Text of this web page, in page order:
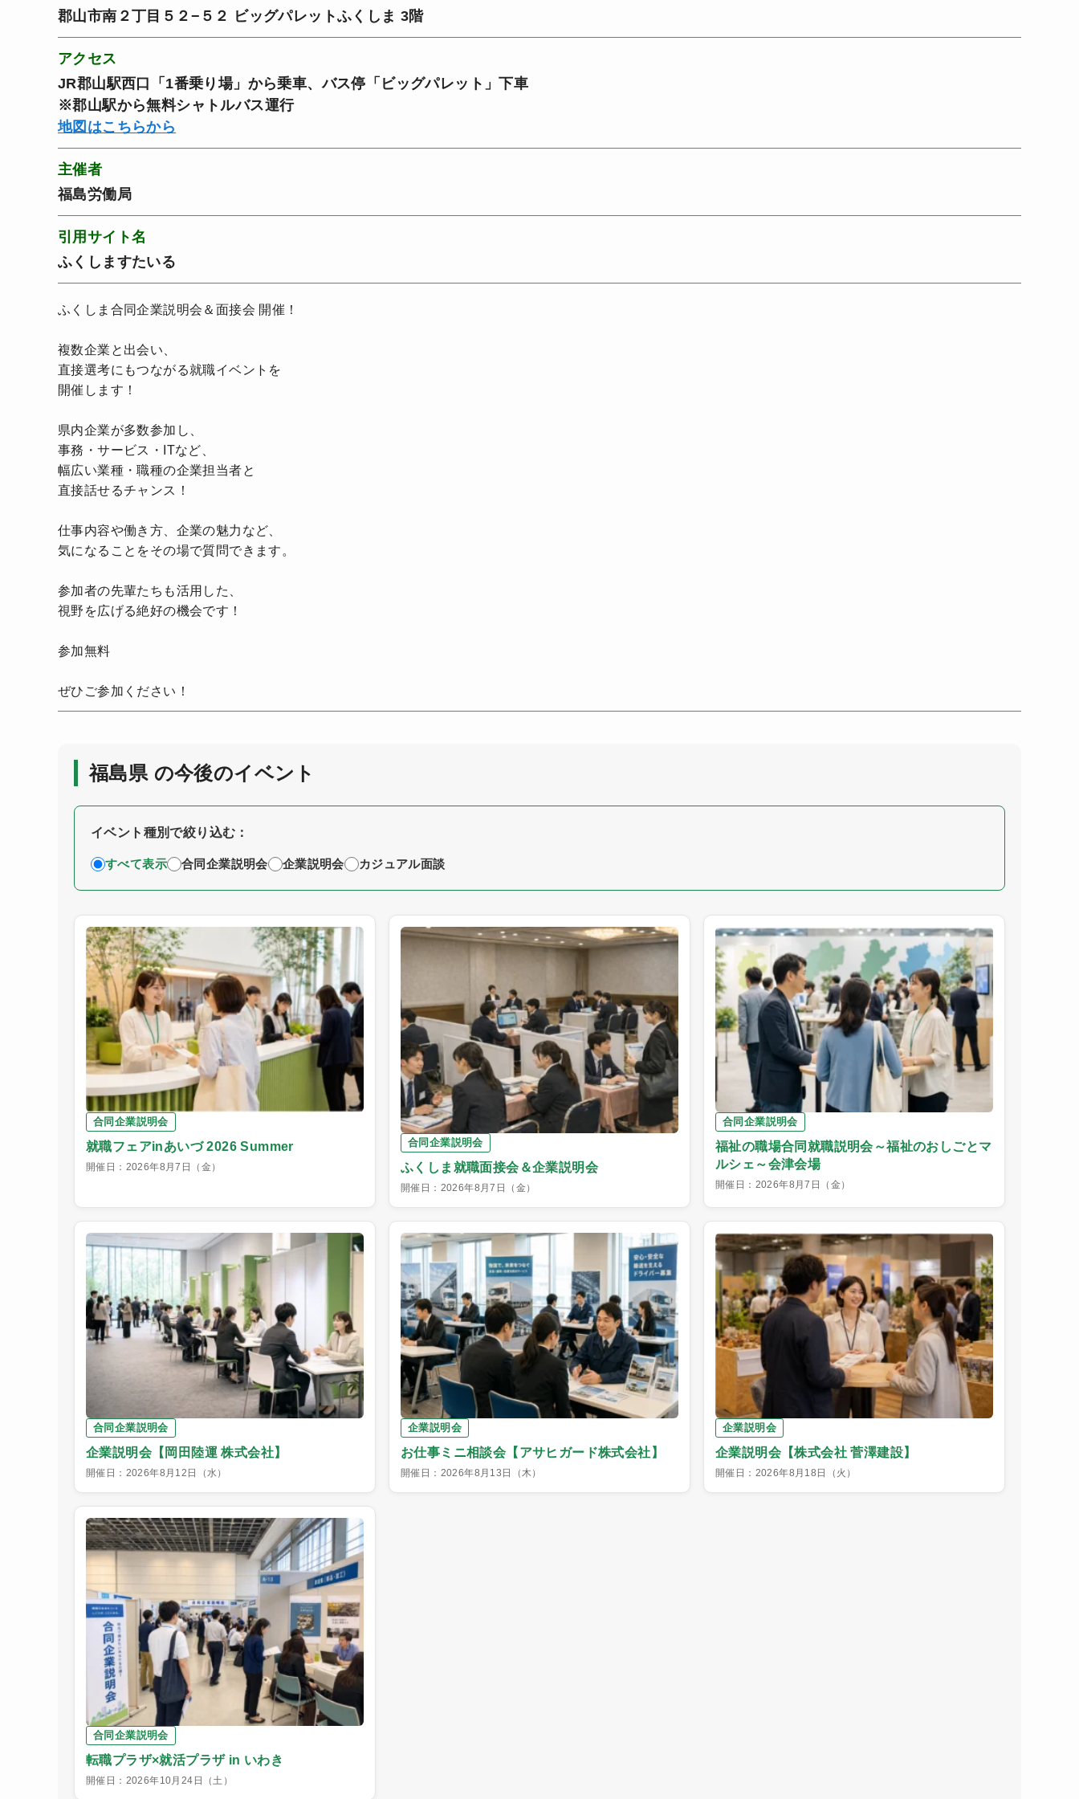
郡山市南２丁目５２−５２ ビッグパレットふくしま 3階
アクセス
JR郡山駅西口「1番乗り場」から乗車、バス停「ビッグパレット」下車
※郡山駅から無料シャトルバス運行
地図はこちらから
主催者
福島労働局
引用サイト名
ふくしますたいる
ふくしま合同企業説明会＆面接会 開催！
複数企業と出会い、
直接選考にもつながる就職イベントを
開催します！
県内企業が多数参加し、
事務・サービス・ITなど、
幅広い業種・職種の企業担当者と
直接話せるチャンス！
仕事内容や働き方、企業の魅力など、
気になることをその場で質問できます。
参加者の先輩たちも活用した、
視野を広げる絶好の機会です！
参加無料
ぜひご参加ください！
福島県 の今後のイベント
イベント種別で絞り込む：
すべて表示 合同企業説明会 企業説明会 カジュアル面談
合同企業説明会
就職フェアinあいづ 2026 Summer
開催日：2026年8月7日（金）
合同企業説明会
ふくしま就職面接会＆企業説明会
開催日：2026年8月7日（金）
合同企業説明会
福祉の職場合同就職説明会～福祉のおしごとマ
ルシェ～会津会場
開催日：2026年8月7日（金）
合同企業説明会
企業説明会【岡田陸運 株式会社】
開催日：2026年8月12日（水）
企業説明会
お仕事ミニ相談会【アサヒガード株式会社】
開催日：2026年8月13日（木）
企業説明会
企業説明会【株式会社 菅澤建設】
開催日：2026年8月18日（火）
合同企業説明会
転職プラザ×就活プラザ in いわき
開催日：2026年10月24日（土）